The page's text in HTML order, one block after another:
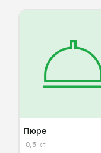
Пюре
0,5 кг